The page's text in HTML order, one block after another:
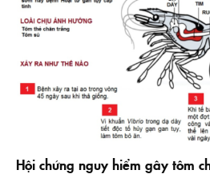
Hội chứng nguy hiểm gây tôm